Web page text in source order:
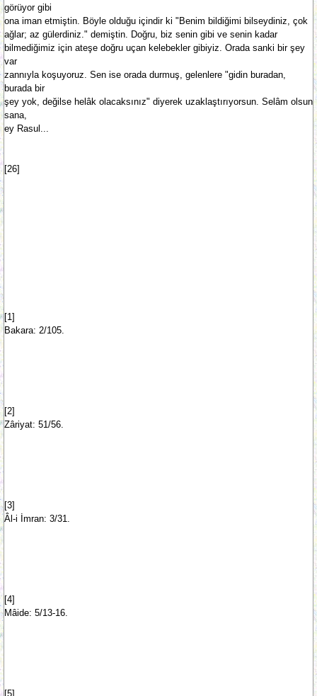
görüyor gibi
ona iman etmiştin. Böyle olduğu içindir ki "Benim bildiğimi bilseydiniz, çok
ağlar; az gülerdiniz." demiştin. Doğru, biz senin gibi ve senin kadar
bilmediğimiz için ateşe doğru uçan kelebekler gibiyiz. Orada sanki bir şey
var
zannıyla koşuyoruz. Sen ise orada durmuş, gelenlere "gidin buradan,
burada bir
şey yok, değilse helâk olacaksınız" diyerek uzaklaştırıyorsun. Selâm olsun
sana,
ey Rasul...
[26]
[1]
Bakara: 2/105.
[2]
Zâriyat: 51/56.
[3]
Âl-i İmran: 3/31.
[4]
Mâide: 5/13-16.
[5]